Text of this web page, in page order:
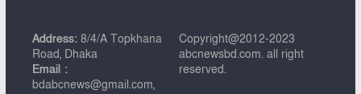
Address:8/4/A Topkhana
Road, Dhaka
Email :
bdabcnews@gmail.com,
Copyright@2012-2023
abcnewsbd.com. all right
reserved.